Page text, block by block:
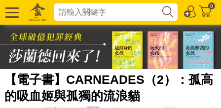
0
【電子書】CARNEADES（2）：孤高
的吸血姬與孤獨的流浪貓